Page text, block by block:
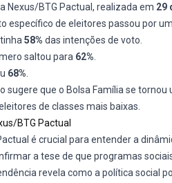
Nexus/BTG Pactual, realizada em 29
específico de eleitores passou por
58% das intenções de voto.
saltou para 62%
68%
sugere que o Bolsa Família se
de classes mais baixas.
BTG Pactual
é crucial para entender a
a tese de que programas
revela como a política social